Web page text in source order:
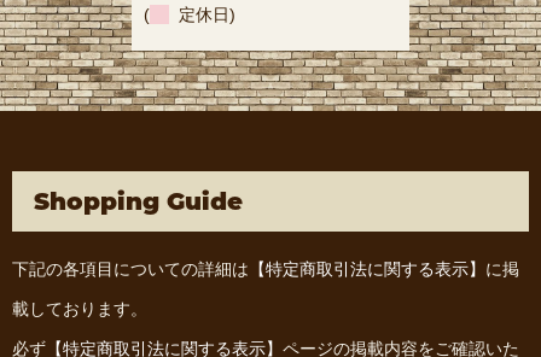
( 定休日)
Shopping Guide
下記の各項目についての詳細は 【特定商取引法に関する表示】 に掲
載しております。
必ず 【特定商取引法に関する表示】 ページの掲載内容をご確認いた